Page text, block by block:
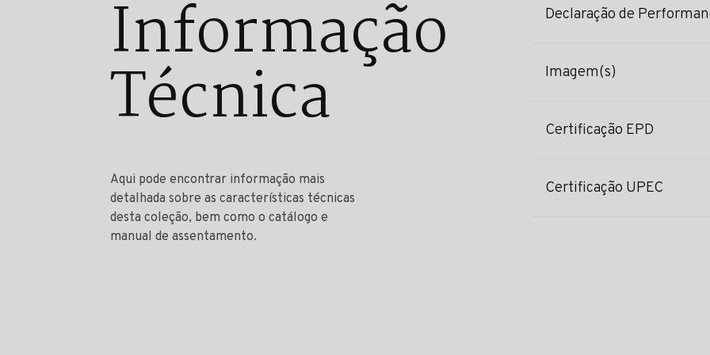
Informação
Técnica
Aqui pode encontrar informação mais
detalhada sobre as características técnicas
desta coleção, bem como o catálogo e
manual de assentamento.
Declaração de
Imagem(s)
Certificação EPD
Certificação UPEC